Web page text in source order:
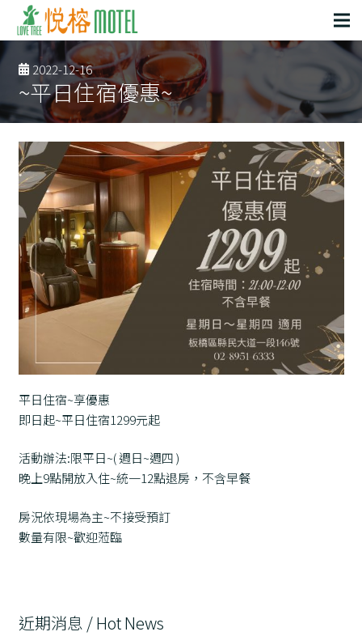
2022-12-16
~平日住宿優惠~
平日住宿~享優惠
即日起~平日住宿1299元起
活動辦法:限平日~( 週日~週四 )
晚上9點開放入住~統一12點退房，不含早餐
房況依現場為主~不接受預訂
數量有限~歡迎蒞臨
近期消息 / Hot News